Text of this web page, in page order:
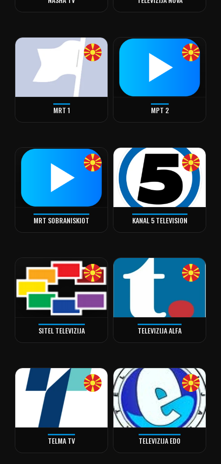
MRT 1 alt="МРТ 2" loading="lazy" decoding="async" />
МРТ 2
alt="MRT Sobraniskiot" loading="lazy" decoding="async" />
MRT SOBRANISKIOT KANAL 5 TELEVISION
SITEL TELEVIZIJA TELEVIZIJA ALFA
TELMA TV TELEVIZIJA EDO